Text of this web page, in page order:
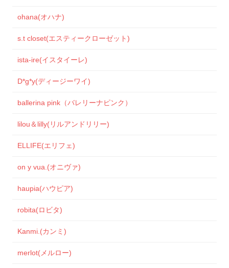
ohana(オハナ)
s.t closet(エスティークローゼット)
ista-ire(イスタイーレ)
D*g*y(ディージーワイ)
ballerina pink（バレリーナピンク）
lilou＆lilly(リルアンドリリー)
ELLIFE(エリフェ)
on y vua.(オニヴァ)
haupia(ハウピア)
robita(ロビタ)
Kanmi.(カンミ)
merlot(メルロー)